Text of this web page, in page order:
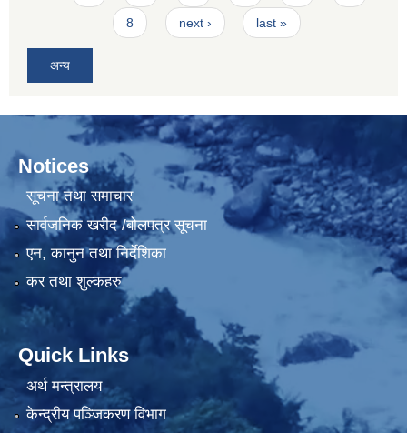
8 next › last »
अन्य
Notices
सूचना तथा समाचार
सार्वजनिक खरीद /बोलपत्र सूचना
एन, कानुन तथा निर्देशिका
कर तथा शुल्कहरु
Quick Links
अर्थ मन्त्रालय
केन्द्रीय पञ्जिकरण विभाग